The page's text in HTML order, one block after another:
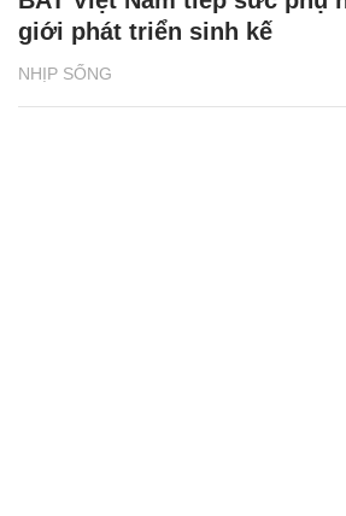
NHỊP SỐNG
giới phát triển sinh kế